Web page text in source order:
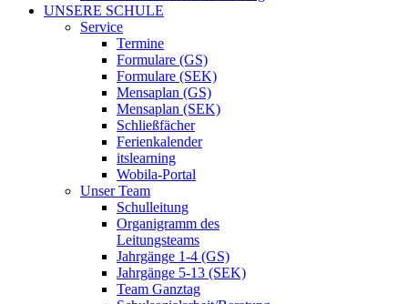
UNSERE SCHULE
Service
Termine
Formulare (GS)
Formulare (SEK)
Mensaplan (GS)
Mensaplan (SEK)
Schließfächer
Ferienkalender
itslearning
Wobila-Portal
Unser Team
Schulleitung
Organigramm des
Leitungsteams
Jahrgänge 1-4 (GS)
Jahrgänge 5-13 (SEK)
Team Ganztag